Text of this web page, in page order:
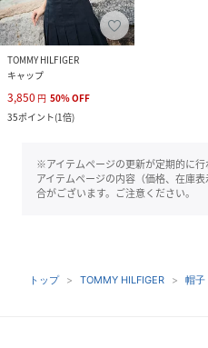
TOMMY HILFIGER
キャップ
3,850 円 50%OFF
35ポイント(1倍)
※アイテムページの更新が定期的に
アイテムページの内容（価格、在庫
合がございます。ご注意ください。
トップ TOMMY HILFIGER 帽子